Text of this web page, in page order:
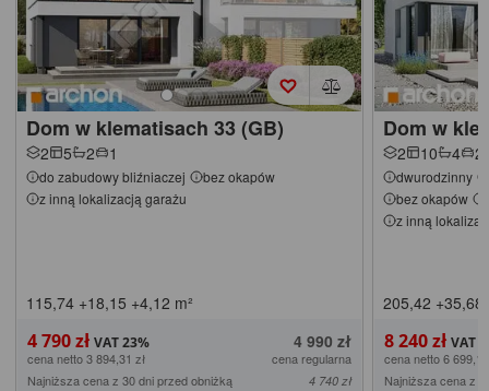
Dom w klematisach 33 (GB)
2 5 2 1
do zabudowy bliźniaczej
bez okapów
z inną lokalizacją garażu
115,74 +18,15 +4,12 m²
4 790 zł 4 990 zł
cena netto 3 894,31 zł
cena regularna
Najniższa cena z 30 dni przed obniżką
4 740 zł
Dom w
2 10 4 2
dwurodzinny
bez okapów
z inną
205,42 +35,68
8 240 zł
cena netto 6
Najniższa cena z